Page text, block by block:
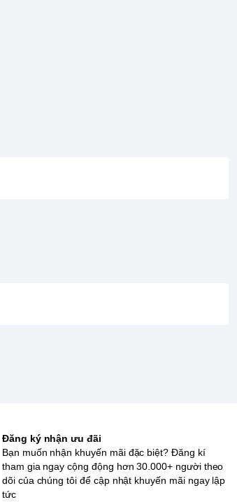
Đăng ký nhận ưu đãi
Bạn muốn nhận khuyến mãi đặc biệt? Đăng kí
tham gia ngay cộng động hơn 30.000+ người theo
dõi của chúng tôi để cập nhật khuyến mãi ngay lập
tức